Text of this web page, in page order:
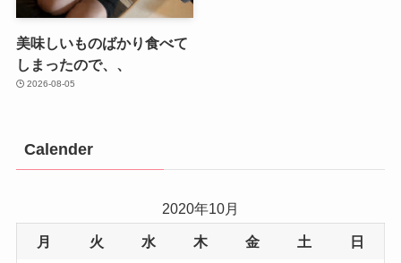
美味しいものばかり食べて
しまったので、、
2026-08-05
Calender
2020年10月
月 火 水 木 金 土 日